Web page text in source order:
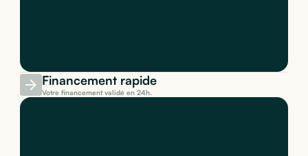
Financement rapide
Votre financement validé en 24h.